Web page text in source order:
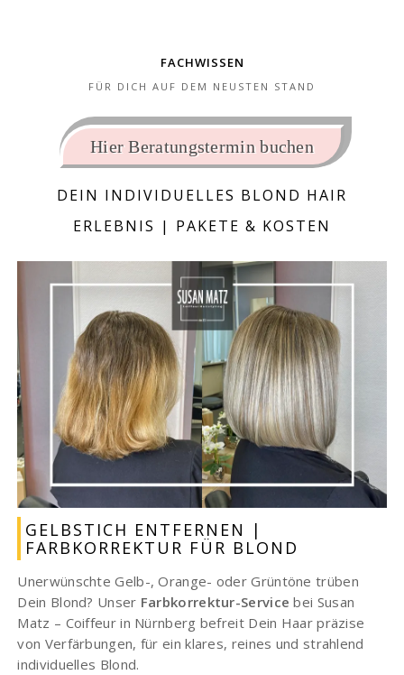
FACHWISSEN
FÜR DICH AUF DEM NEUSTEN STAND
Hier Beratungstermin buchen
DEIN INDIVIDUELLES BLOND HAIR
ERLEBNIS | PAKETE & KOSTEN
GELBSTICH ENTFERNEN |
FARBKORREKTUR FÜR BLOND
Unerwünschte Gelb-, Orange- oder Grüntöne trüben
Dein Blond? Unser Farbkorrektur-Service bei Susan
Matz – Coiffeur in Nürnberg befreit Dein Haar präzise
von Verfärbungen, für ein klares, reines und strahlend
individuelles Blond.